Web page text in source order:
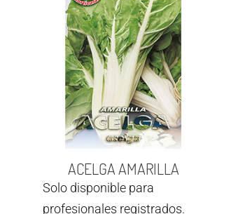
ACELGA AMARILLA
Solo disponible para
profesionales registrados.